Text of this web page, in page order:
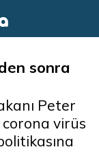
sonra
Peter
virüs